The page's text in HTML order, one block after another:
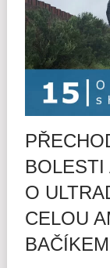
O
CELOU